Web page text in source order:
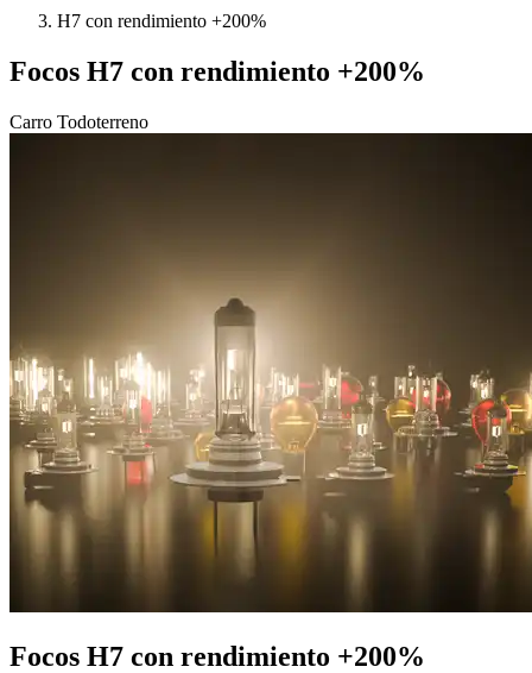
H7 con rendimiento +200%
Focos H7 con rendimiento +200%
Carro Todoterreno
Focos H7 con rendimiento +200%